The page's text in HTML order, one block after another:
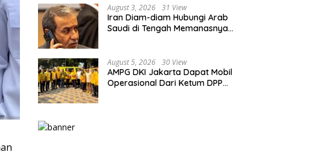
Berkualitas
August 3, 2026 31 View
Iran Diam-diam Hubungi Arab
Saudi di Tengah Memanasnya
August 5, 2026 30 View
AMPG DKI Jakarta Dapat Mobil
Operasional Dari Ketum DPP